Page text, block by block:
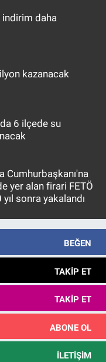
daha
kazanacak
6 ilçede su
Cumhurbaşkanı'na
yer alan firari FETÖ
sonra yakalandı
BEĞEN
TAKIP ET
TAKIP ET
ABONE OL
İLETIŞIM